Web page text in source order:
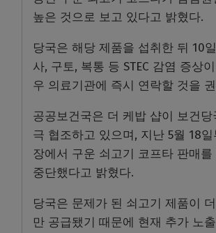
높은 것으로 보고 있다고 밝혔다.
당국은 해당 제품을 섭취한 뒤 10
사, 구토, 복통 등 STEC 감염 증상
우 의료기관에 즉시 연락할 것을
공공보건국은 더 케밥 샵이 보건당
극 협조하고 있으며, 지난 5월 18
장에서 구운 쇠고기 코프타 판매를
중단했다고 밝혔다.
당국은 문제가 된 쇠고기 제품이
만 공급됐기 때문에 현재 추가 노